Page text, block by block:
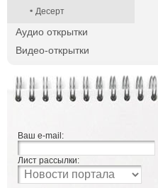
Десерт
Аудио открытки
Видео-открытки
Ваш e-mail:
Лист рассылки: